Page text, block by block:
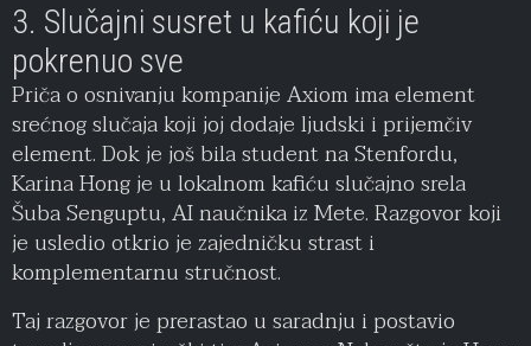
3. Slučajni susret u kafiću koji je
pokrenuo sve
Priča o osnivanju kompanije Axiom ima element
srećnog slučaja koji joj dodaje ljudski i prijemčiv
element. Dok je još bila student na Stenfordu,
Karina Hong je u lokalnom kafiću slučajno srela
Šuba Senguptu, AI naučnika iz Mete. Razgovor koji
je usledio otkrio je zajedničku strast i
komplementarnu stručnost.
Taj razgovor je prerastao u saradnju i postavio